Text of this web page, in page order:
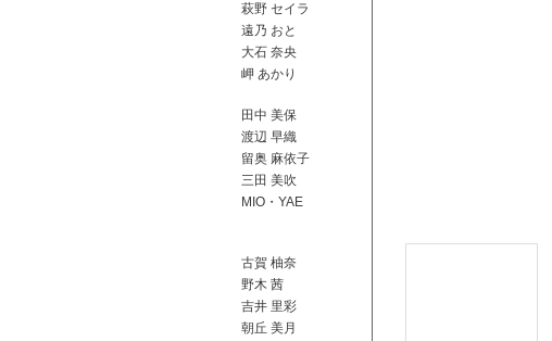
萩野 セイラ
遠乃 おと
大石 奈央
岬 あかり
田中 美保
渡辺 早織
留奥 麻依子
三田 美吹
MIO・YAE
古賀 柚奈
野木 茜
吉井 里彩
朝丘 美月